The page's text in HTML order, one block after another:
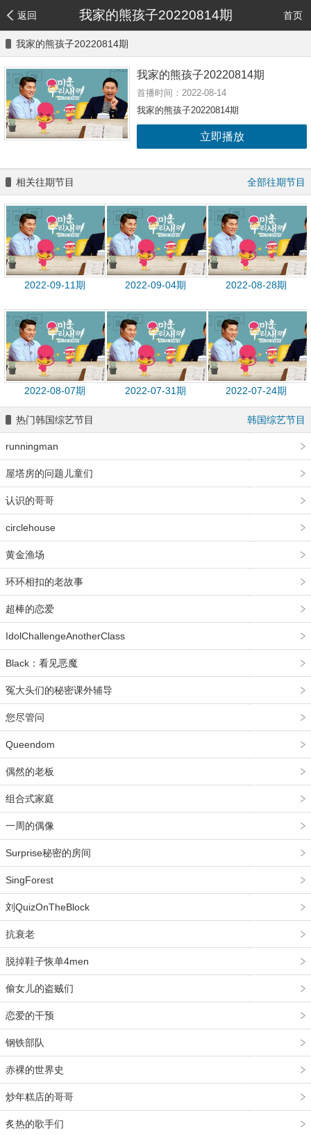
返回 我家的熊孩子20220814期 首页
我家的熊孩子20220814期
我家的熊孩子20220814期
首播时间：2022-08-14
我家的熊孩子20220814期
立即播放
相关往期节目 全部往期节目
2022-09-11期 2022-09-04期 2022-08-28期
2022-08-07期 2022-07-31期 2022-07-24期
热门韩国综艺节目 韩国综艺节目
runningman
屋塔房的问题儿童们
认识的哥哥
circlehouse
黄金渔场
环环相扣的老故事
超棒的恋爱
IdolChallengeAnotherClass
Black：看见恶魔
冤大头们的秘密课外辅导
您尽管问
Queendom
偶然的老板
组合式家庭
一周的偶像
Surprise秘密的房间
SingForest
刘QuizOnTheBlock
抗衰老
脱掉鞋子恢单4men
偷女儿的盗贼们
恋爱的干预
钢铁部队
赤裸的世界史
炒年糕店的哥哥
炙热的歌手们